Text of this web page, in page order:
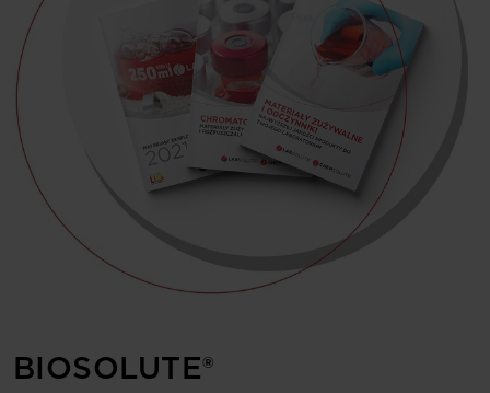
BIOSOLUTE®